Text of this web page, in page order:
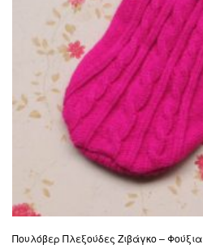
Πουλόβερ Πλεξούδες Ζιβάγκο – Φούξια